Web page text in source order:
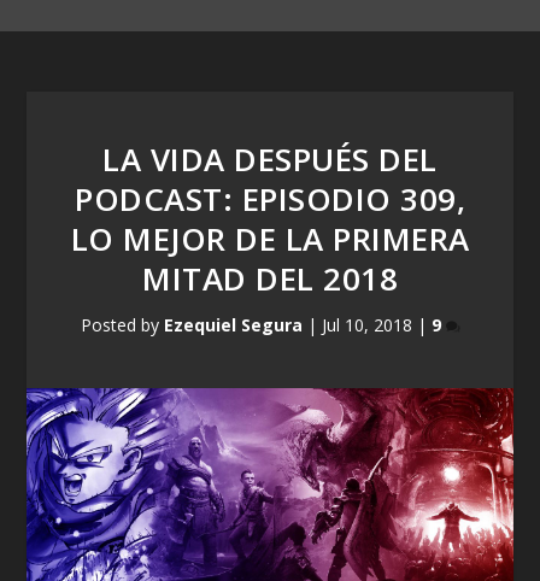
LA VIDA DESPUÉS DEL
PODCAST: EPISODIO 309,
LO MEJOR DE LA PRIMERA
MITAD DEL 2018
Posted by Ezequiel Segura | Jul 10, 2018 | 9